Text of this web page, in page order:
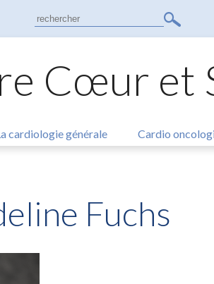
Cœur et
cardiologie générale Cardio
Fuchs